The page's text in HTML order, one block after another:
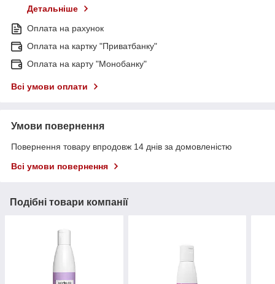
Детальніше
Оплата на рахунок
Оплата на картку "Приватбанку"
Оплата на карту "Монобанку"
Всі умови оплати
Умови повернення
Повернення товару впродовж 14 днів за домовленістю
Всі умови повернення
Подібні товари компанії